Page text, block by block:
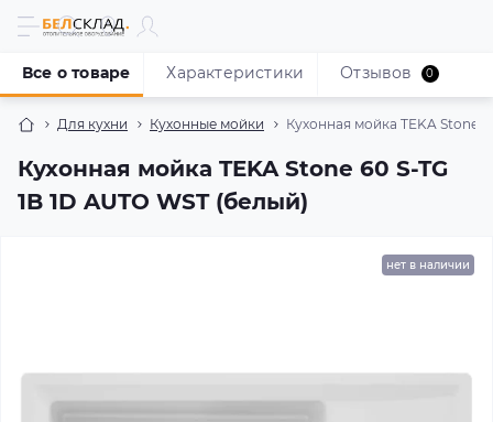
Для кухни Кухонные мойки Кухонная мойка TEKA Stone
Кухонная мойка TEKA Stone 60 S-TG
1B 1D AUTO WST (белый)
Все о товаре Характеристики Отзывов 0
нет в наличии